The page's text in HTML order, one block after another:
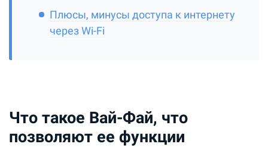
Плюсы, минусы доступа к интернету
через Wi-Fi
Что такое Вай-Фай, что
позволяют ее функции